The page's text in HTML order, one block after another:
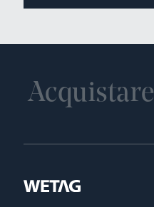
Acquistare